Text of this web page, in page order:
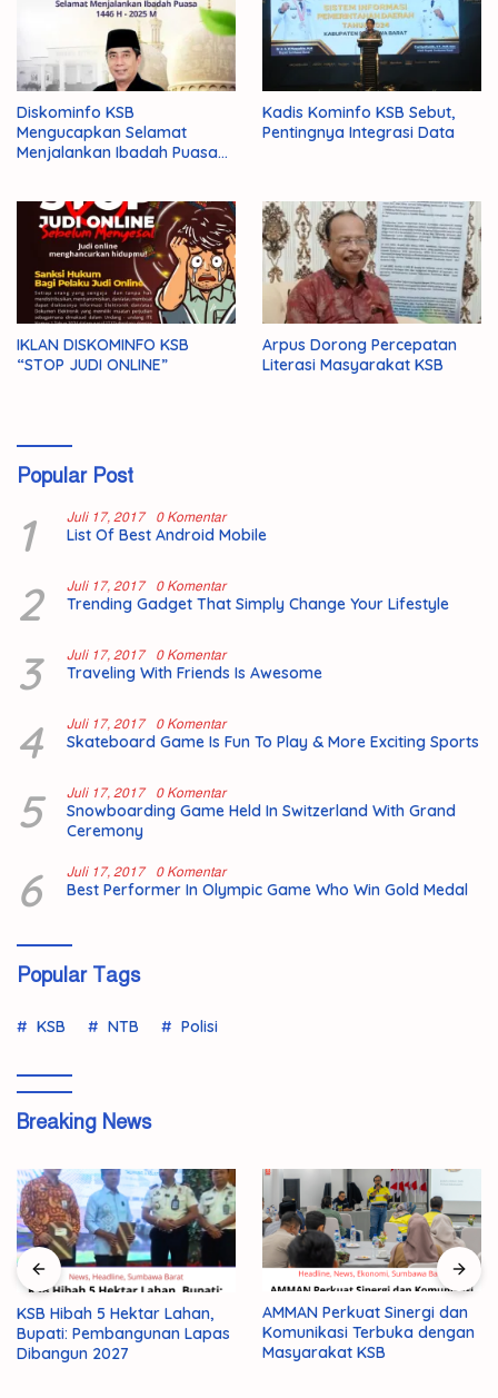
Diskominfo KSB
Mengucapkan Selamat
Menjalankan Ibadah Puasa
Kadis Kominfo KSB Sebut,
Pentingnya Integrasi Data
IKLAN DISKOMINFO KSB
“STOP JUDI ONLINE”
Arpus Dorong Percepatan
Literasi Masyarakat KSB
Popular Post
1 Juli 17, 2017 0 Komentar
List Of Best Android Mobile
2 Juli 17, 2017 0 Komentar
Trending Gadget That Simply Change Your Lifestyle
3 Juli 17, 2017 0 Komentar
Traveling With Friends Is Awesome
4 Juli 17, 2017 0 Komentar
Skateboard Game Is Fun To Play & More Exciting Sports
5 Juli 17, 2017 0 Komentar
Snowboarding Game Held In Switzerland With Grand
Ceremony
6 Juli 17, 2017 0 Komentar
Best Performer In Olympic Game Who Win Gold Medal
Popular Tags
KSB NTB Polisi
Breaking News
KSB Hibah 5 Hektar Lahan,
Bupati: Pembangunan Lapas
Dibangun 2027
AMMAN Perkuat Sinergi dan
Komunikasi Terbuka dengan
Masyarakat KSB